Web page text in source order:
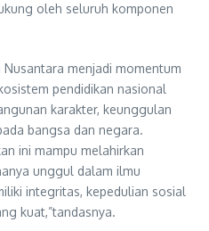
oleh seluruh komponen
Nusantara menjadi momentum
pendidikan nasional
karakter, keunggulan
bangsa dan negara.
ini mampu melahirkan
unggul dalam ilmu
integritas, kepedulian sosial
kuat,”tandasnya.